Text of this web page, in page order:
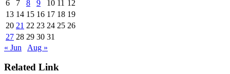
6
7 8 9 10 11 12
13 14 15 16 17 18 19
20 21 22 23 24 25 26
27 28 29 30 31
« Jun
Aug »
Related Link